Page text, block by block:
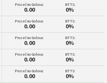
Prosečno Golova:
0.00
BTTS:
0%
Prosečno Golova:
0.00
BTTS:
0%
Prosečno Golova:
0.00
BTTS:
0%
Prosečno Golova:
0.00
BTTS:
0%
Prosečno Golova:
0.00
BTTS:
0%